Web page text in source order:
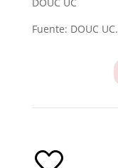
Fuente: DOUC UC.